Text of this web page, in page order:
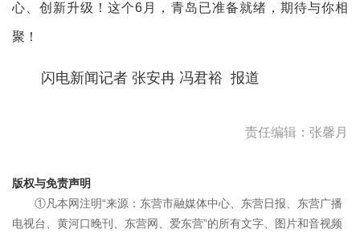
心、创新升级！这个6月，青岛已准备就绪，期待与你相
聚！
闪电新闻记者 张安冉 冯君裕 报道
责任编辑：张馨月
版权与免责声明
①凡本网注明“来源：东营市融媒体中心、东营日报、东营广播
电视台、黄河口晚刊、东营网、爱东营”的所有文字、图片和音视频